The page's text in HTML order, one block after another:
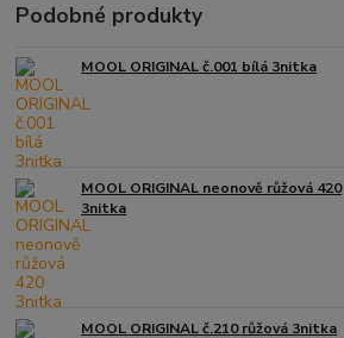
Podobné produkty
MOOL ORIGINAL č.001 bílá 3nitka
MOOL ORIGINAL neonově růžová 420
3nitka
MOOL ORIGINAL č.210 růžová 3nitka